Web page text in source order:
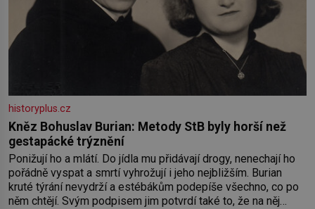
historyplus.cz
Kněz Bohuslav Burian: Metody StB byly horší než
gestapácké trýznění
Ponižují ho a mlátí. Do jídla mu přidávají drogy, nenechají ho
pořádně vyspat a smrtí vyhrožují i jeho nejbližším. Burian
kruté týrání nevydrží a estébákům podepíše všechno, co po
něm chtějí. Svým podpisem jim potvrdí také to, že na něj